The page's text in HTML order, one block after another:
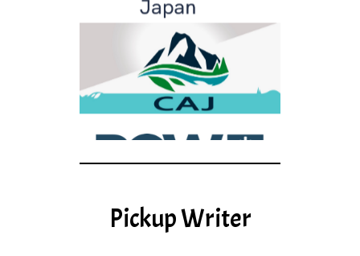
Pickup Writer